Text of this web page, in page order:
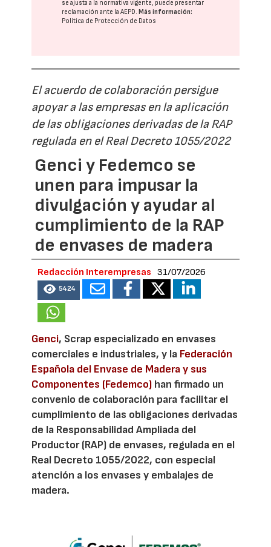
se ajusta a la normativa vigente, puede presentar
reclamación ante laAEPD. Más información:
Política de Protección de Datos
El acuerdo de colaboración persigue
apoyar a las empresas en la aplicación
de las obligaciones derivadas de la RAP
regulada en el Real Decreto 1055/2022
Genci y Fedemco se
unen para impusar la
divulgación y ayudar al
cumplimiento de la RAP
de envases de madera
Redacción Interempresas 31/07/2026
5424
Genci, Scrap especializado en envases
comerciales e industriales, y la Federación
Española del Envase de Madera y sus
Componentes (Fedemco) han firmado un
convenio de colaboración para facilitar el
cumplimiento de las obligaciones derivadas
de la Responsabilidad Ampliada del
Productor (RAP) de envases, regulada en el
Real Decreto 1055/2022, con especial
atención a los envases y embalajes de
madera.